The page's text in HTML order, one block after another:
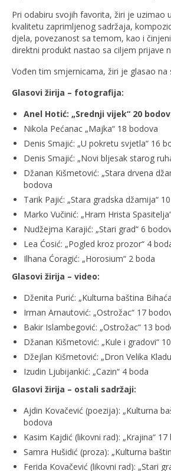
Pri odabiru svojih favorita, žiri je uzimao
kvalitetu zaprimljenog sadržaja,
djela, povezanost sa temom, kao i
direktni produkt nastao sa ciljem prijave
Vođen tim smjernicama, žiri je glasao na
Glasovi žirija – fotografija:
Anel Hotić: „Srednji vijek“ 20
Nikola Pećanac „Majka“ 18 bodova
Denis Smajić: „U pokretu svjetla“ 16
Denis Smajić: „Novi bljesak starog
Džanan Kišmetović: „Stara drvena
bodova
Tarik Pajić: „Stara gradska džamija“
Marko Vučinić: „Hram Hrista
Nudžejma Karajić: „Stari grad“ 6
Lea Ćosić: „Pogled kroz prozor“ 4
Ilhana Ćoragić: „Horosium“ 2 boda
Glasovi žirija – video:
Dženita Purić: „Kulturna baština
Irman Arnautović: „Ostrožac“ 17
Bakir Islambegović: „Ostrožac“ 13
Džanan Kišmetović: „Kule i gradovi“
Džejlan Kišmetović: „Dron Velika
Izudin Ljubijankić: „Cazin“ 4 boda
Glasovi žirija – ostali sadržaji:
Ajdin Kovačević (poezija): „Kulturna
bodova
Kasim Kajdić (likovni rad): „Krajina“ 17
Samra Hušidić (proza): „Kulturna
Ferida Kovačević (likovni rad): „Stari